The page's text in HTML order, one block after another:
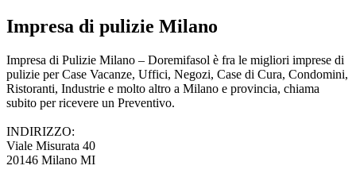
Impresa di pulizie Milano
Impresa di Pulizie Milano – Doremifasol è fra le migliori imprese di
pulizie per Case Vacanze, Uffici, Negozi, Case di Cura, Condomini,
Ristoranti, Industrie e molto altro a Milano e provincia, chiama
subito per ricevere un Preventivo.
INDIRIZZO:
Viale Misurata 40
20146 Milano MI